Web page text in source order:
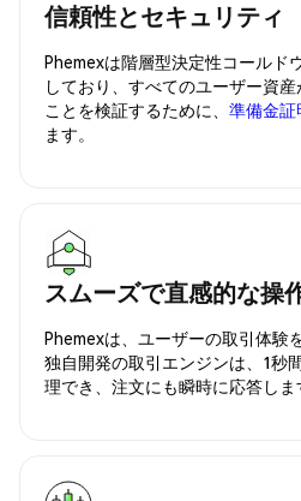
信頼性とセキュリティ
Phemexは階層型決定性コールド
しており、すべてのユーザー資
ことを検証するために、 準備金証
ます。
スムーズで直感的な操
Phemexは、ユーザーの取引体験
独自開発の取引エンジンは、1秒
理でき、注文にも瞬時に応答しま